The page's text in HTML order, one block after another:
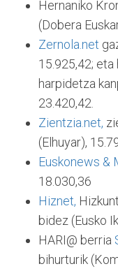
Hernaniko
(Dobera
Zernola.net
15.925,42;
harpidetza
23.420,42.
Zientzia.net,
(Elhuyar),
Euskonews &
18.030,36
Hiznet,
bidez (Eusko
HARI@ berria
bihurturik